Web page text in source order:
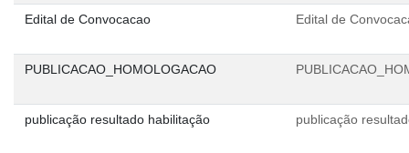
Edital de Convocacao Edital de
PUBLICACAO_HOMOLOGACAO
publicação resultado habilitação publicação